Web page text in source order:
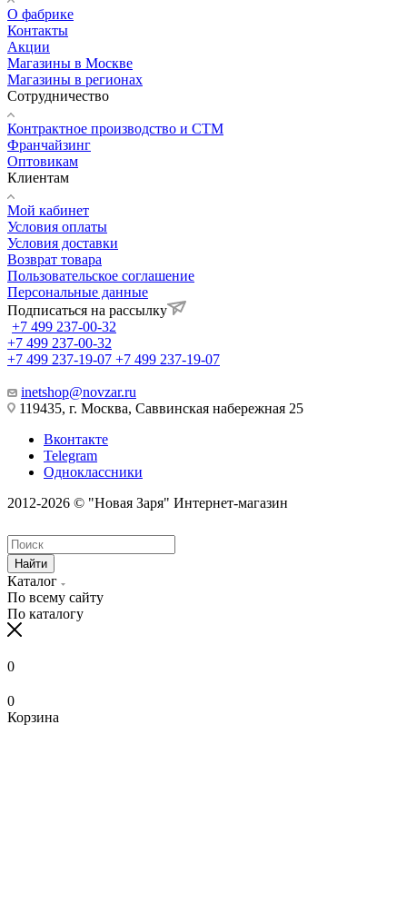
О фабрике
Контакты
Акции
Магазины в Москве
Магазины в регионах
Сотрудничество
Контрактное производство и СТМ
Франчайзинг
Оптовикам
Клиентам
Мой кабинет
Условия оплаты
Условия доставки
Возврат товара
Пользовательское соглашение
Персональные данные
Подписаться на рассылку
+7 499 237-00-32
+7 499 237-00-32
+7 499 237-19-07 +7 499 237-19-07
inetshop@novzar.ru
119435, г. Москва, Саввинская набережная 25
Вконтакте
Telegram
Одноклассники
2012-2026 © "Новая Заря" Интернет-магазин
Найти
Каталог
По всему сайту
По каталогу
0
0
Корзина